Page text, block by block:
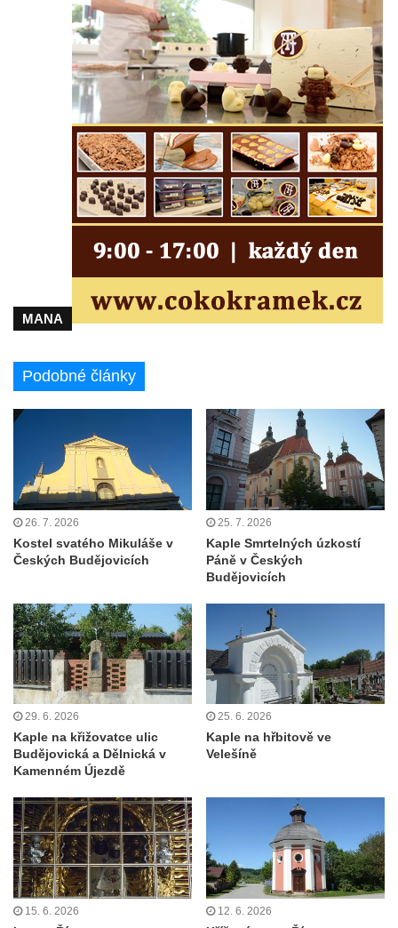
Benešově nad Ploučnicí
Kostel svaté Anny v Tisé
Hrobka rodiny Rohn na hřbitově v
Šumburku nad Desnou – Tanvaldu
Hřbitovní kaple v Šumburku nad Desnou –
Tanvaldu
Kostel svatého Františka z Assisi v Tanvaldu
Riedlova hrobka v Desné
Kaple svaté Alžběty Durynské v Dolních
Křečanech
Křečanech
Bývalá márnice u hřbitova v Dubé
Kostel Nanebevzetí Panny Marie v
Kostel svatého Klementa v Levém Hradci
Kostel Wang (Karpacz – Bierutowice,
Polsko)
Skalní kaple Nejsvětější Trojice u Česká
Kamenice
Kostel svatého Vendelína v Perštejně
Kostel Nejsvětější Trojice v Klášterci nad
Ohří
Evangelická modlitebna u autobusového
nádraží v Dubé
Hřbitovní kaple ve Velkém Šenově
Kaple svaté Apolónie v Cítolibech
Kostel svatého Jakuba Většího v Cítolibech
Márnice na hřbitově v Chlumčanech
Kostel svatého Klementa ve Chlumčanech
Kaple svatého Václava ve Vlčí
Kaple svatého Floriána ve Veltěži
Kaple západně od Veltěž u silnice do
Černčic
MANA
Podobné články
26. 7. 2026
Kostel svatého Mikuláše v
Českých Budějovicích
25. 7. 2026
Kaple Smrtelných úzkostí
Páně v Českých
Budějovicích
29. 6. 2026
Kaple na křižovatce ulic
Budějovická a Dělnická v
Kamenném Újezdě
25. 6. 2026
Kaple na hřbitově ve
Velešíně
15. 6. 2026 12. 6. 2026